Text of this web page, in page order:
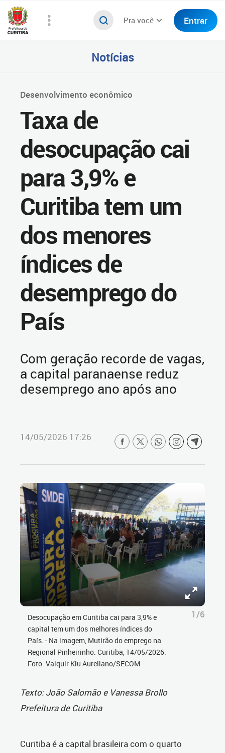
Pra você Entrar
Notícias
Desenvolvimento econômico
Taxa de
desocupação cai
para 3,9% e
Curitiba tem um
dos menores
índices de
desemprego do
País
Com geração recorde de vagas,
a capital paranaense reduz
desemprego ano após ano
14/05/2026 17:26
Desocupação em Curitiba cai para 3,9% e
capital tem um dos melhores índices do
País. - Na imagem, Mutirão do emprego na
Regional Pinheirinho. Curitiba, 14/05/2026.
Foto: Valquir Kiu Aureliano/SECOM
1/6
Texto: João Salomão e Vanessa Brollo
Prefeitura de Curitiba
Curitiba é a capital brasileira com o quarto